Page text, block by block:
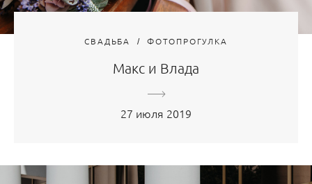
СВАДЬБА ФОТОПРОГУЛКА
Макс и Влада
27 июля 2019